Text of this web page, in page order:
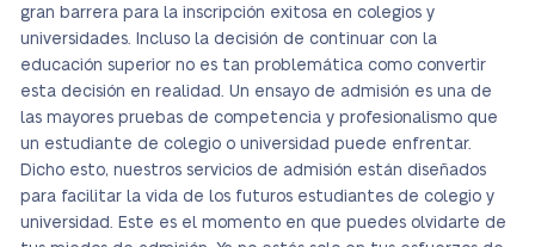
gran barrera para la inscripción exitosa en colegios y
universidades. Incluso la decisión de continuar con la
educación superior no es tan problemática como convertir
esta decisión en realidad. Un ensayo de admisión es una de
las mayores pruebas de competencia y profesionalismo que
un estudiante de colegio o universidad puede enfrentar.
Dicho esto, nuestros servicios de admisión están diseñados
para facilitar la vida de los futuros estudiantes de colegio y
universidad. Este es el momento en que puedes olvidarte de